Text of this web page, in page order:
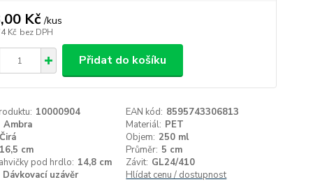
Kč /kus
Kč bez DPH
Přidat do košíku
10000904 EAN kód: 8595743306813
Ambra Materiál: PET
Čirá Objem: 250 ml
16,5 cm Průměr: 5 cm
pod hrdlo: 14,8 cm Závit: GL24/410
Dávkovací uzávěr Hlídat cenu / dostupnost